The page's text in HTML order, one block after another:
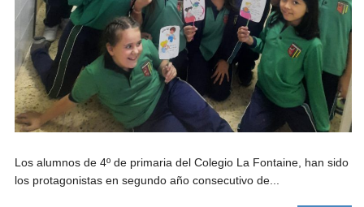
Los alumnos de 4º de primaria del Colegio La Fontaine, han sido
los protagonistas en segundo año consecutivo de...